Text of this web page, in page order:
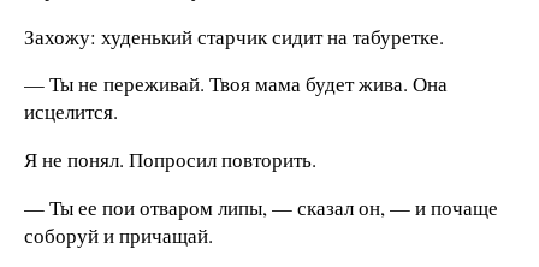
Захожу: худенький старчик сидит на табуретке.
— Ты не переживай. Твоя мама будет жива. Она
исцелится.
Я не понял. Попросил повторить.
— Ты ее пои отваром липы, — сказал он, — и почаще
соборуй и причащай.